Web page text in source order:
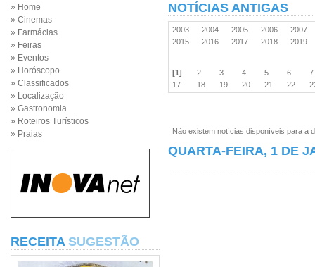
» Home
» Cinemas
» Farmácias
» Feiras
» Eventos
» Horóscopo
» Classificados
» Localização
» Gastronomia
» Roteiros Turísticos
» Praias
RECEITA SUGESTÃO
NOTÍCIAS ANTIGAS
2003 2004 2005 2006
2007
2015
2016 2017 2018 2019
[1] 2 3 4 5 6
17
18 19 20 21 22
Não existem notícias disponíveis para a
QUARTA-FEIRA, 1 DE